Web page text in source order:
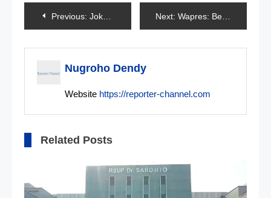
Navigasi
pos
Previous: Jokowi Bagi-Bagi Sembako Di Banyuwangi Next: Wapres: Berantas Narkoba Penegakan Hukumnya harus Konsisten
Nugroho Dendy
Website https://reporter-channel.com
Related Posts